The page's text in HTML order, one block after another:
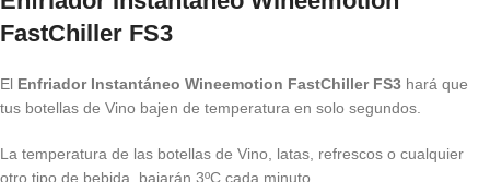
FastChiller FS3
El Enfriador Instantáneo Wineemotion FastChiller FS3 hará que
tus botellas de Vino bajen de temperatura en solo segundos.
La temperatura de las botellas de Vino, latas, refrescos o cualquier
otro tipo de bebida, bajarán 3ºC cada minuto.